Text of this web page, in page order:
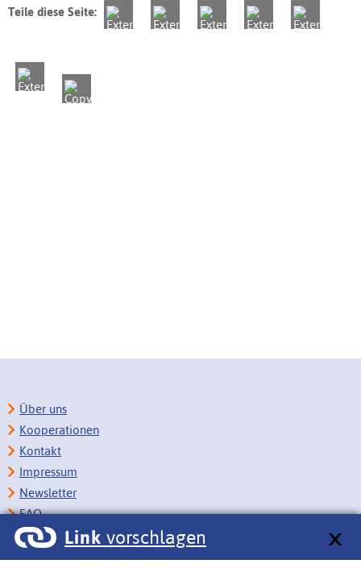
Teile diese Seite:
Link vorschlagen
Über uns
Kooperationen
Kontakt
Impressum
Newsletter
FAQ
Copyright